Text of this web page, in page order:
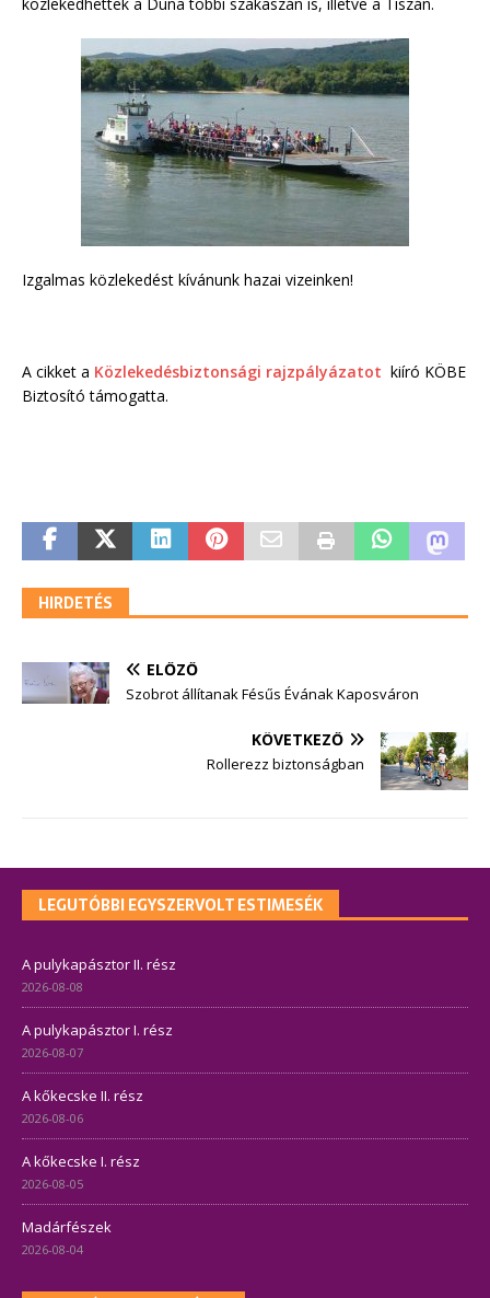
Izgalmas közlekedést kívánunk hazai vizeinken!
A cikket a Közlekedésbiztonsági rajzpályázatot kiíró KÖBE
Biztosító támogatta.
HIRDETÉS
ELŐZŐ
Szobrot állítanak Fésűs Évának Kaposváron
KÖVETKEZŐ
Rollerezz biztonságban
LEGUTÓBBI EGYSZERVOLT ESTIMESÉK
A pulykapásztor II. rész
2026-08-08
A pulykapásztor I. rész
2026-08-07
A kőkecske II. rész
2026-08-06
A kőkecske I. rész
2026-08-05
Madárfészek
2026-08-04